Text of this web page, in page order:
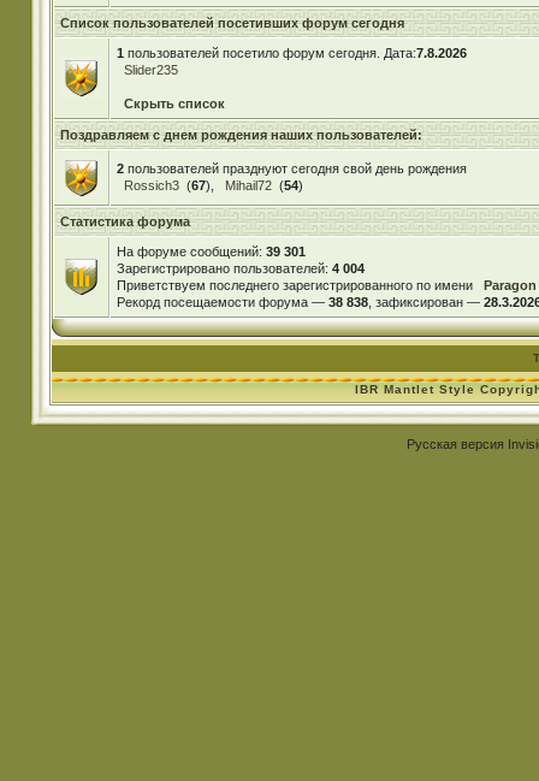
Список пользователей посетивших форум сегодня
1 пользователей посетило форум сегодня. Дата:7.8.2026
Slider235
Скрыть список
Поздравляем с днем рождения наших пользователей:
2пользователей празднуют сегодня свой день рождения
Rossich3 (67), Mihail72 (54)
Статистика форума
На форуме сообщений: 39 301
Зарегистрировано пользователей: 4 004
Приветствуем последнего зарегистрированного по имени
Paragon
Рекорд посещаемости форума — 38 838, зафиксирован —
IBR Mantlet Style
Русская версия